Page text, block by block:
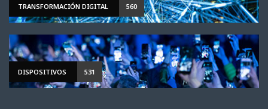
TRANSFORMACIÓN DIGITAL 560
DISPOSITIVOS 531